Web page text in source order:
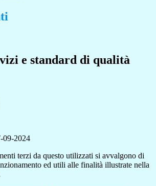
e standard di qualità
09-2024
terzi da questo utilizzati si avvalgono di
ed utili alle finalità illustrate nella